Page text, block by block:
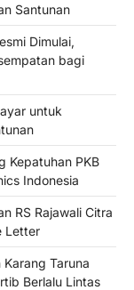
Santunan
Dimulai,
bagi
untuk
Kepatuhan PKB
Indonesia
RS Rajawali Citra
Letter
Taruna
Berlalu Lintas